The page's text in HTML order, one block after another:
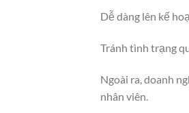
Dễ dàng lên kế
Tránh tình trạng
Ngoài ra, doanh
nhân viên.